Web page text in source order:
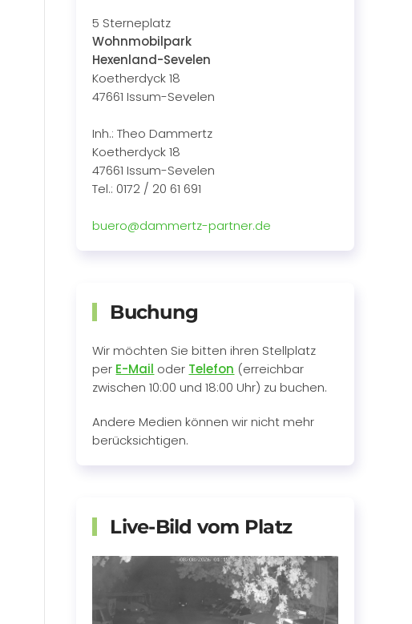
5 Sterneplatz
Wohnmobilpark
Hexenland-Sevelen
Koetherdyck 18
47661 Issum-Sevelen
Inh.: Theo Dammertz
Koetherdyck 18
47661 Issum-Sevelen
Tel.: 0172 / 20 61 691
buero@dammertz-partner.de
Buchung
Wir möchten Sie bitten ihren Stellplatz
per E-Mail oder Telefon (erreichbar
zwischen 10:00 und 18:00 Uhr) zu buchen.
Andere Medien können wir nicht mehr
berücksichtigen.
Live-Bild vom Platz